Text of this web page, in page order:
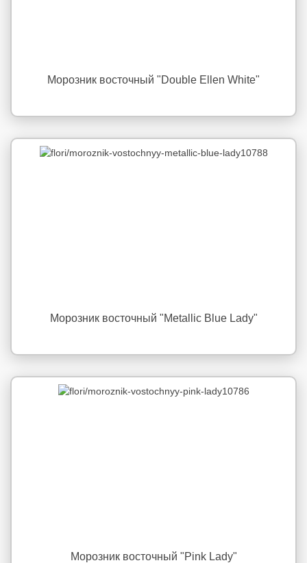
Морозник восточный "Double Ellen White"
Морозник восточный "Metallic Blue Lady"
Морозник восточный "Pink Lady"